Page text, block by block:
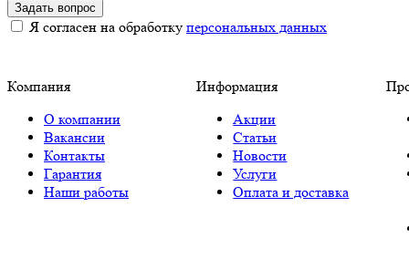
Задать вопрос
Я согласен на обработку персональных данных
Компания
О компании
Вакансии
Контакты
Гарантия
Наши работы
Информация
Акции
Статьи
Новости
Услуги
Оплата и доставка